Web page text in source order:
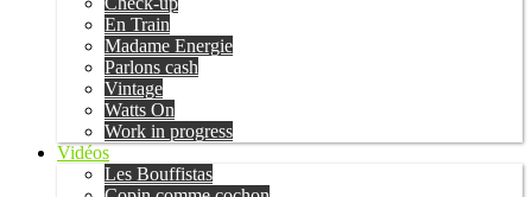
En Train
Madame Energie
Parlons cash
Vintage
Watts On
Work in progress
Vidéos
Les Bouffistas